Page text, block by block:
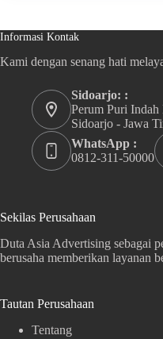
Informasi Kontak
Kami dengan senang hati
Sidoarjo: :
Perum Puri
Sidoarjo - Jawa
WhatsApp :
0812-311-50000
Sekilas Perusahaan
Duta Asia Advertising sebagai
berusaha memberikan layanan
Tautan Perusahaan
Tentang